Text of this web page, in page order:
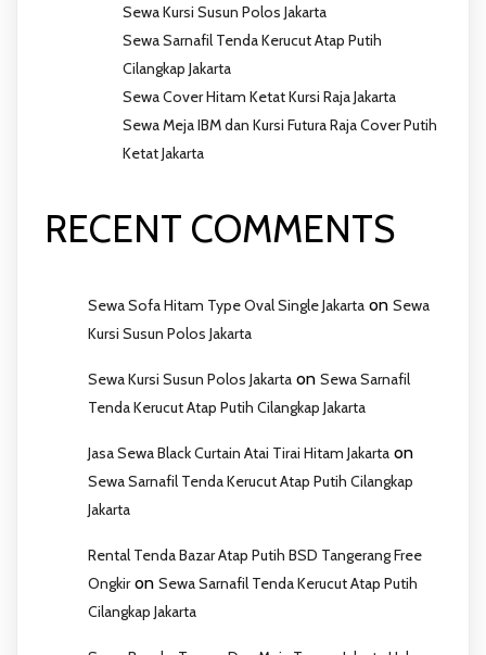
Sewa Kursi Susun Polos Jakarta
Sewa Sarnafil Tenda Kerucut Atap Putih
Cilangkap Jakarta
Sewa Cover Hitam Ketat Kursi Raja Jakarta
Sewa Meja IBM dan Kursi Futura Raja Cover Putih
Ketat Jakarta
RECENT COMMENTS
Sewa Sofa Hitam Type Oval Single Jakarta on Sewa
Kursi Susun Polos Jakarta
Sewa Kursi Susun Polos Jakarta on Sewa Sarnafil
Tenda Kerucut Atap Putih Cilangkap Jakarta
Jasa Sewa Black Curtain Atai Tirai Hitam Jakarta on
Sewa Sarnafil Tenda Kerucut Atap Putih Cilangkap
Jakarta
Rental Tenda Bazar Atap Putih BSD Tangerang Free
Ongkiron Sewa Sarnafil Tenda Kerucut Atap Putih
Cilangkap Jakarta